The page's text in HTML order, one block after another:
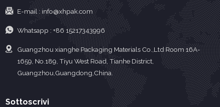
E-mail :info@xhpak.com
Whatsapp : +86 15217343996
Guangzhou xianghe Packaging Materials Co.,Ltd Room 16A-
1659, No.189, Tiyu West Road, Tianhe District,
Guangzhou,Guangdong,China.
Sottoscrivi